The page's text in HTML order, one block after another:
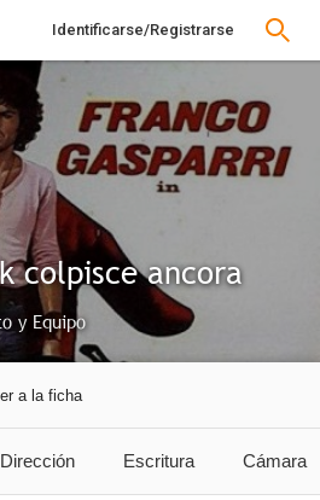
Identificarse/Registrarse
colpisce ancora
y Equipo
a la ficha
Dirección Escritura Cámara